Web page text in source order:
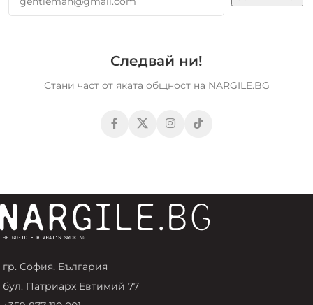
Следвай ни!
Стани част от яката общност на NARGILE.BG
гр. София, България
бул. Патриарх Евтимий 77